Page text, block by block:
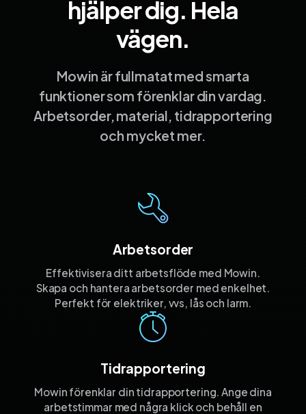
hjälper dig. Hela
vägen.
Mowin är fullmatat med smarta
funktioner som förenklar din vardag.
Arbetsorder, material, tidrapportering
och mycket mer.
Arbetsorder
Effektivisera ditt arbetsflöde med Mowin.
Skapa och hantera arbetsorder med enkelhet.
Perfekt för elektriker, vvs, lås och larm.
Tidrapportering
Mowin förenklar din tidrapportering. Ange dina
arbetstimmar med några klick och behåll en